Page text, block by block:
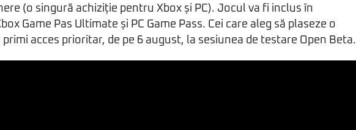
(o singură achiziție pentru Xbox și PC). Jocul va fi inclus în
Game Pas Ultimate și PC Game Pass. Cei care aleg să plaseze o
acces prioritar, de pe 6 august, la sesiunea de testare Open Beta.